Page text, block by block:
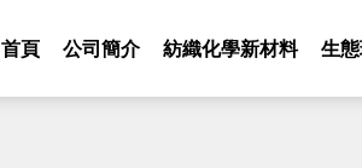
首頁 公司簡介 紡織化學新材料 生